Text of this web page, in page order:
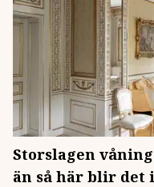
Storslagen
än så här blir det